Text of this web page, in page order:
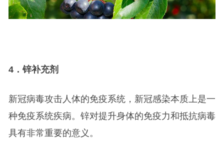
4．锌补充剂
新冠病毒攻击人体的免疫系统，新冠感染本质上是一
种免疫系统疾病。锌对提升身体的免疫力和抵抗病毒
具有非常重要的意义。